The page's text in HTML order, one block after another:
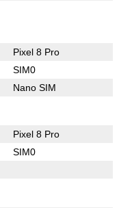
Pixel 8 Pro
SIM0
Nano SIM
Pixel 8 Pro
SIM0